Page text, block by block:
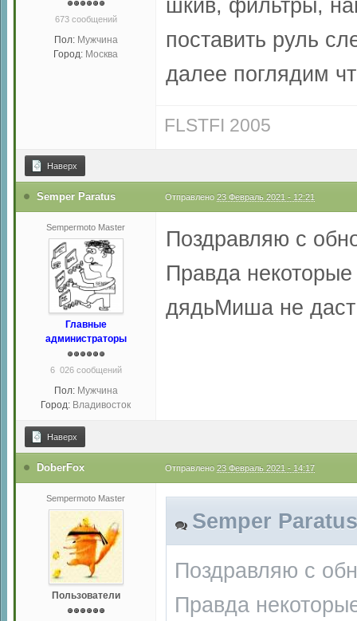
673 сообщений
Пол: Мужчина
Город: Москва
шкив, фильтры,
поставить руль
далее поглядим
FLSTFI 2005
Наверх
Semper Paratus Отправлено 23 Февраль 2021 - 12:21
Sempermoto Master
Главные
администраторы
6 026 сообщений
Пол: Мужчина
Город: Владивосток
Поздравляю с
Правда
дядьМиша не
Наверх
DoberFox Отправлено 23 Февраль 2021 - 14:17
Sempermoto Master
Пользователи
Semper
Поздравляю с
Правда